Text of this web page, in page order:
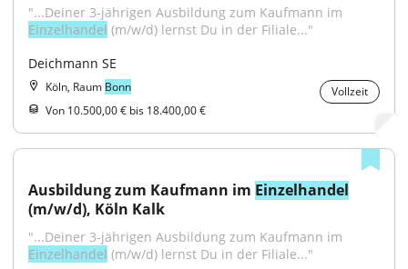
Einzelhandel (m/w/d) lernst Du in der Filiale..."
Deichmann SE
Köln, Raum Bonn
Vollzeit
Von 10.500,00 € bis 18.400,00 €
Ausbildung zum Kaufmann im Einzelhandel
(m/w/d), Köln Kalk
Einzelhandel (m/w/d) lernst Du in der Filiale..."